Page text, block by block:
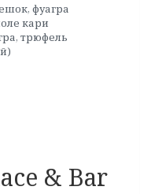
фуагра
кари
трюфель
& Bar